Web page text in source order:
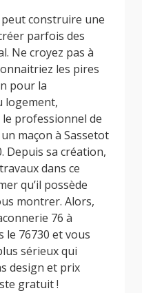
peut construire une
parfois des
Ne croyez pas à
les pires
pour la
logement,
le professionnel de
maçon à Sassetot
Depuis sa création,
dans ce
qu’il possède
montrer. Alors,
76 à
le 76730 et vous
sérieux qui
design et prix
gratuit !